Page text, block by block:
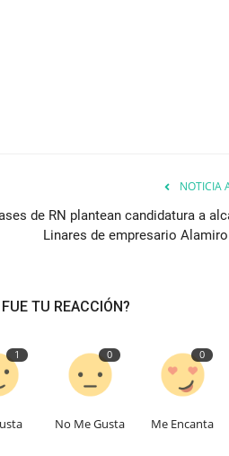
NOTICIA
de RN plantean candidatura a
Linares de empresario
TU REACCIÓN?
1 0
No Me Gusta
0
Me Encanta